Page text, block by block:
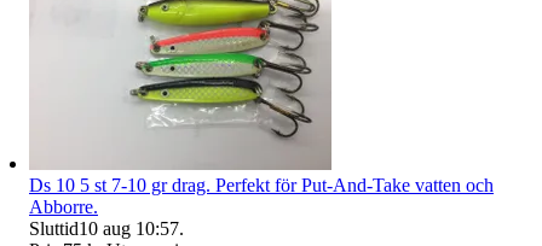
Ds 10 5 st 7-10 gr drag. Perfekt för Put-And-Take vatten och
Abborre.
Sluttid10 aug 10:57.